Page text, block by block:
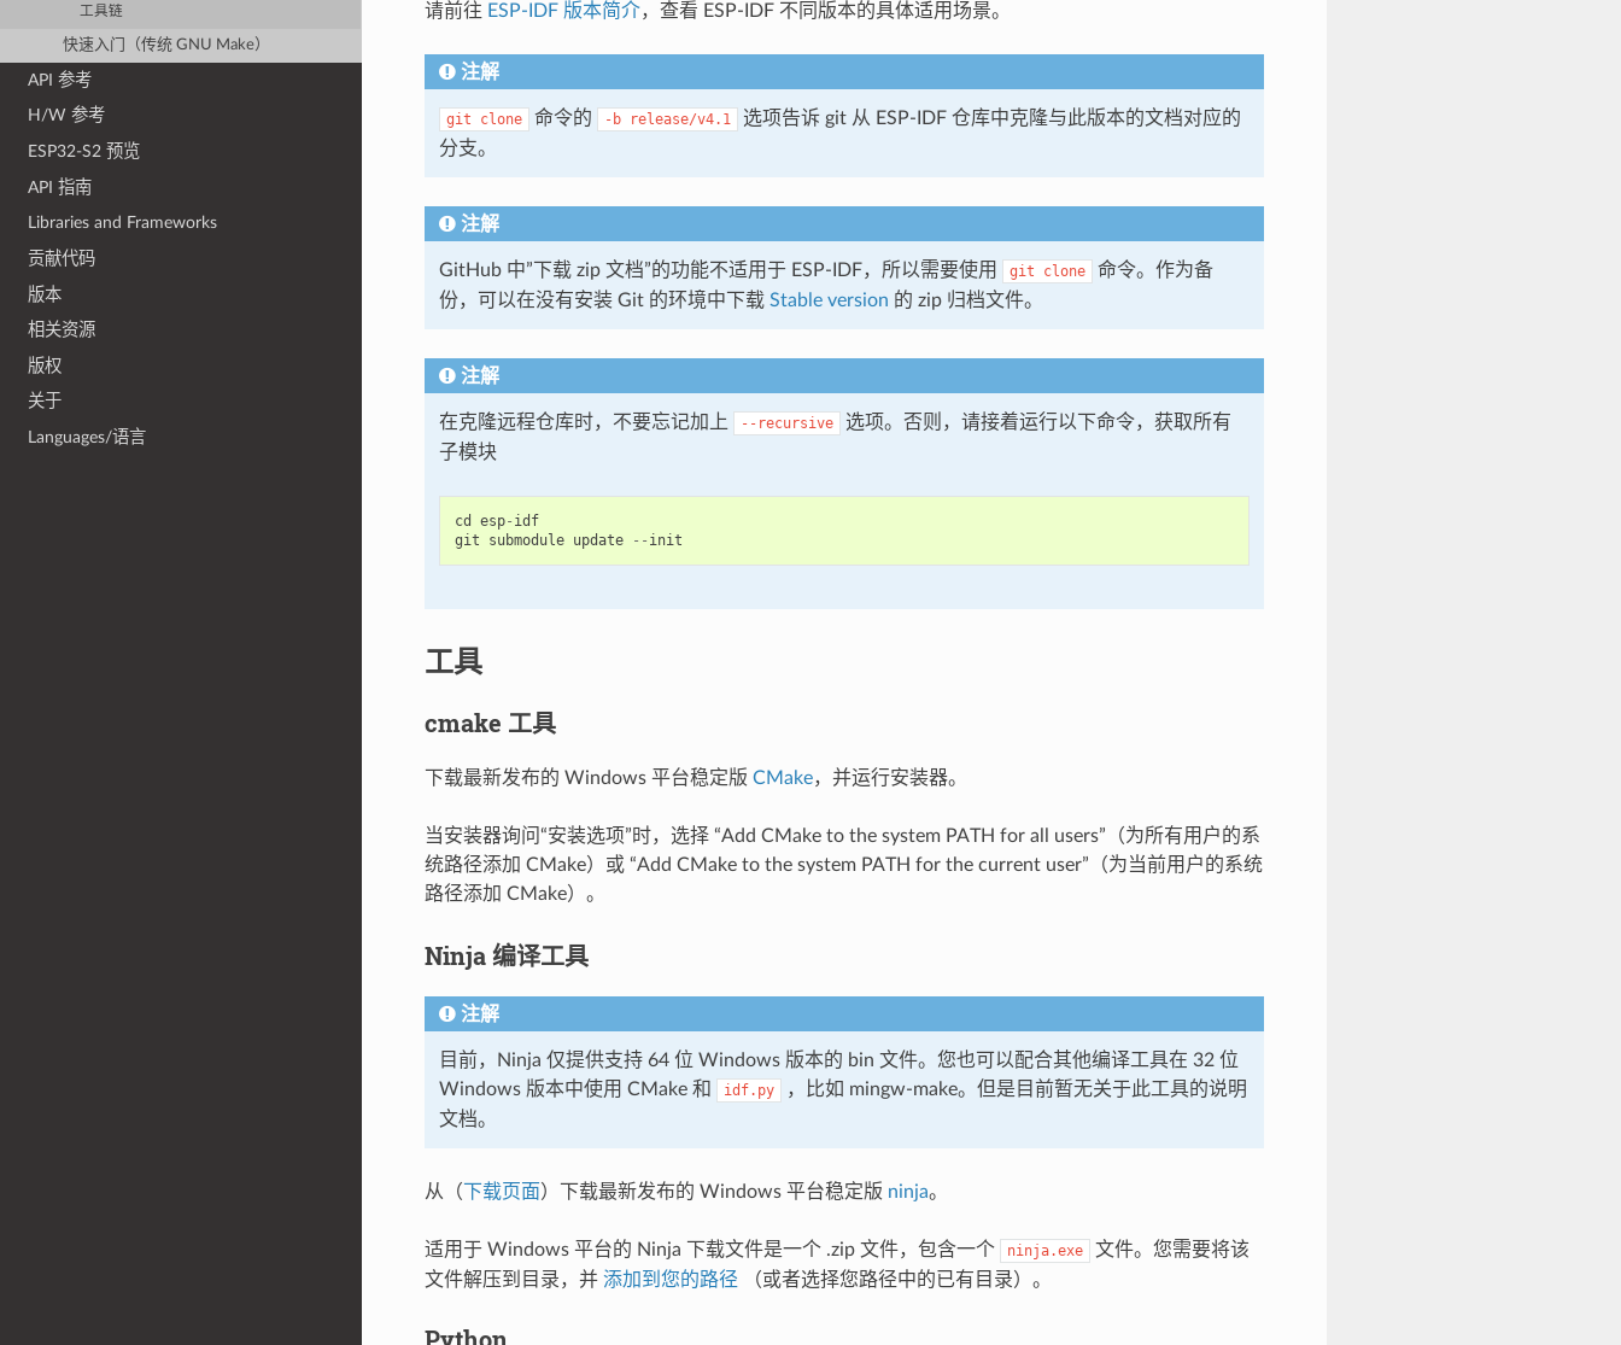
工具链
快速入门（传统 GNU Make）
API 参考
H/W 参考
ESP32-S2 预览
API 指南
Libraries and Frameworks
贡献代码
版本
相关资源
版权
关于
Languages/语言
请前往 ESP-IDF 版本简介，查看 ESP-IDF 不同版本的具体适用场景。
注解
git clone 命令的 -b release/v4.1
选项告诉 git 从 ESP-IDF 仓库中克隆与此版本的文档对应的
分支。
注解
GitHub 中”下载 zip 文档”的功能不适用于 ESP-IDF，所以需要使用 git clone
命令。作为备
份，可以在没有安装 Git 的环境中下载 Stable version 的 zip 归档文件。
注解
在克隆远程仓库时，不要忘记加上 --recursive
选项。否则，请接着运行以下命令，获取所有
子模块
cd esp- idf
git
submodule update -- init
工具
cmake 工具
下载最新发布的 Windows 平台稳定版 CMake，并运行安装器。
当安装器询问“安装选项”时，选择 “Add CMake to the system PATH for all users”（为所有用户的系
统路径添加 CMake）或 “Add CMake to the system PATH for the current user”（为当前用户的系统
路径添加 CMake）。
Ninja 编译工具
注解
目前，Ninja 仅提供支持 64 位 Windows 版本的 bin 文件。您也可以配合其他编译工具在 32 位
Windows 版本中使用 CMake 和
idf.py
，比如 mingw-make。但是目前暂无关于此工具的说明
文档。
从（ 下载页面）下载最新发布的 Windows 平台稳定版 ninja。
适用于 Windows 平台的 Ninja 下载文件是一个 .zip 文件，包含一个 ninja.exe
文件。您需要将该
文件解压到目录，并 添加到您的路径 （或者选择您路径中的已有目录）。